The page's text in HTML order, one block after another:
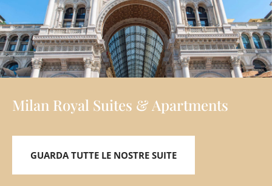
Milan Royal Suites & Apartments
GUARDA TUTTE LE NOSTRE SUITE